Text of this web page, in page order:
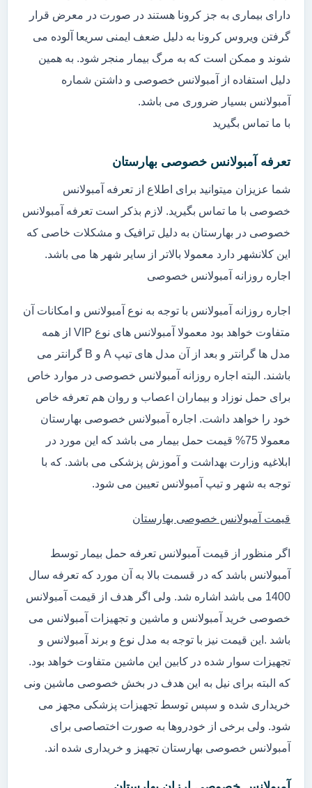
دارای بیماری به جز کرونا هستند در صورت در معرض قرار
گرفتن ویروس کرونا به دلیل ضعف ایمنی سریعا آلوده می
شوند و ممکن است که به مرگ بیمار منجر شود. به همین
دلیل استفاده از آمبولانس خصوصی و داشتن شماره
آمبولانس بسیار ضروری می باشد.
با ما تماس بگیرید
تعرفه آمبولانس خصوصی بهارستان
شما عزیزان میتوانید برای اطلاع از تعرفه آمبولانس
خصوصی با ما تماس بگیرید. لازم بذکر است تعرفه آمبولانس
خصوصی در بهارستان به دلیل ترافیک و مشکلات خاصی که
این کلانشهر دارد معمولا بالاتر از سایر شهر ها می باشد.
اجاره روزانه آمبولانس خصوصی
اجاره روزانه آمبولانس با توجه به نوع آمبولانس و امکانات آن
متفاوت خواهد بود معمولا آمبولانس های نوع VIP از همه
مدل ها گرانتر و بعد از آن مدل های تیپ A و B گرانتر می
باشند. البته اجاره روزانه آمبولانس خصوصی در موارد خاص
برای حمل نوزاد و بیماران اعصاب و روان هم تعرفه خاص
خود را خواهد داشت. اجاره آمبولانس خصوصی بهارستان
معمولا 75% قیمت حمل بیمار می باشد که این مورد در
ابلاغیه وزارت بهداشت و آموزش پزشکی می باشد. که با
توجه به شهر و تیپ آمبولانس تعیین می شود.
قیمت آمبولانس خصوصی بهارستان
اگر منظور از قیمت آمبولانس تعرفه حمل بیمار توسط
آمبولانس باشد که در قسمت بالا به آن مورد که تعرفه سال
1400 می باشد اشاره شد. ولی اگر هدف از قیمت آمبولانس
خصوصی خرید آمبولانس و ماشین و تجهیزات آمبولانس می
باشد .این قیمت نیز با توجه به مدل نوع و برند آمبولانس و
تجهیزات سوار شده در کابین این ماشین متفاوت خواهد بود.
که البته برای نیل به این هدف در بخش خصوصی ماشین ونی
خریداری شده و سپس توسط تجهیزات پزشکی مجهز می
شود. ولی برخی از خودروها به صورت اختصاصی برای
آمبولانس خصوصی بهارستان تجهیز و خریداری شده اند.